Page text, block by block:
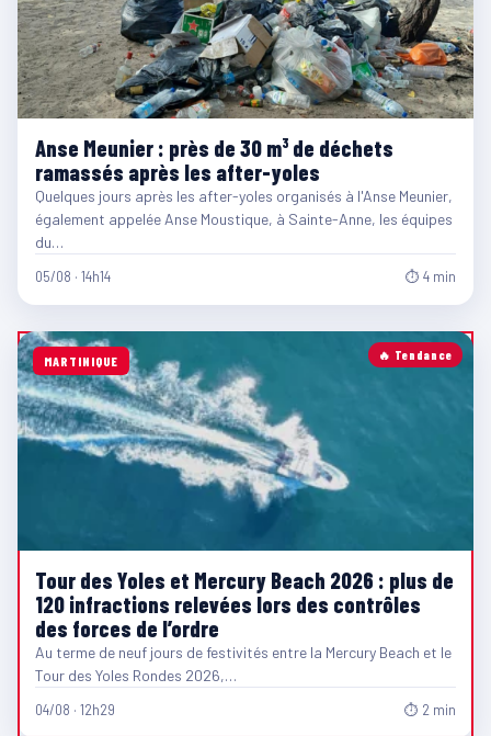
Anse Meunier : près de 30 m³ de déchets
ramassés après les after-yoles
Quelques jours après les after-yoles organisés à l'Anse Meunier,
également appelée Anse Moustique, à Sainte-Anne, les équipes
du…
05/08 · 14h14 ⏱ 4 min
🔥 Tendance
MARTINIQUE
Tour des Yoles et Mercury Beach 2026 : plus de
120 infractions relevées lors des contrôles
des forces de l’ordre
Au terme de neuf jours de festivités entre la Mercury Beach et le
Tour des Yoles Rondes 2026,…
04/08 · 12h29 ⏱ 2 min